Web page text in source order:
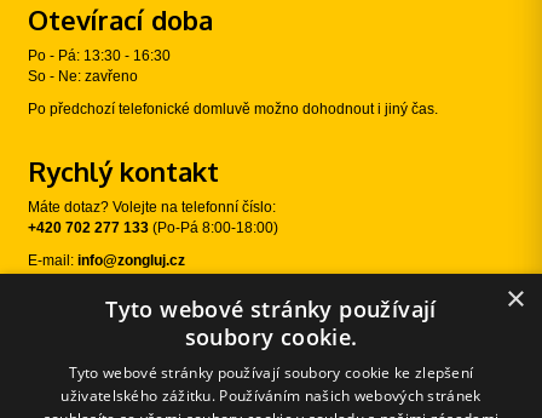
Otevírací doba
Po - Pá: 13:30 - 16:30
So - Ne: zavřeno
Po předchozí telefonické domluvě možno dohodnout i jiný čas.
Rychlý kontakt
Máte dotaz? Volejte na telefonní číslo:
+420 702 277 133 (Po-Pá 8:00-18:00)
E-mail: info@zongluj.cz
Sledujte nás
×
Tyto webové stránky používají
soubory cookie.
Tyto webové stránky používají soubory cookie ke zlepšení
uživatelského zážitku. Používáním našich webových stránek